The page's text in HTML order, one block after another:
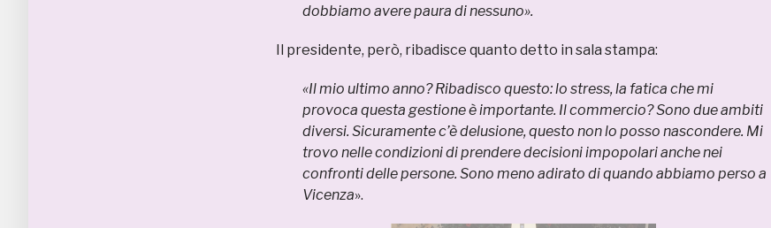
dobbiamo avere paura di nessuno».
Il presidente, però, ribadisce quanto detto in sala stampa:
«Il mio ultimo anno? Ribadisco questo: lo stress, la fatica che mi
provoca questa gestione è importante. Il commercio? Sono due ambiti
diversi. Sicuramente c’è delusione, questo non lo posso nascondere. Mi
trovo nelle condizioni di prendere decisioni impopolari anche nei
confronti delle persone. Sono meno adirato di quando abbiamo perso a
Vicenza».